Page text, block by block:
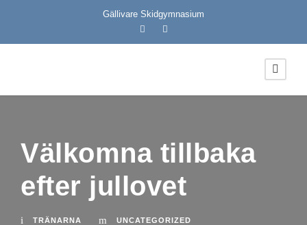
Gällivare Skidgymnasium
Välkomna tillbaka
efter jullovet
TRÄNARNA UNCATEGORIZED